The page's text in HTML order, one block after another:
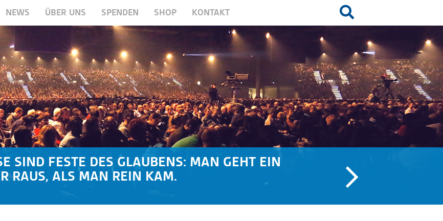
NEWS ÜBER UNS SPENDEN SHOP KONTAKT
SIND FESTE DES GLAUBENS: MAN GEHT EIN
RAUS, ALS MAN REIN KAM.